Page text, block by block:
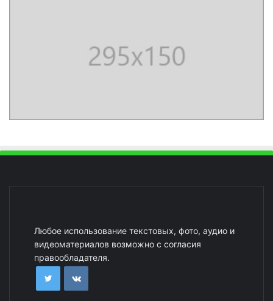
Любое использование текстовых, фото, аудио и
видеоматериалов возможно с согласия
правообладателя.